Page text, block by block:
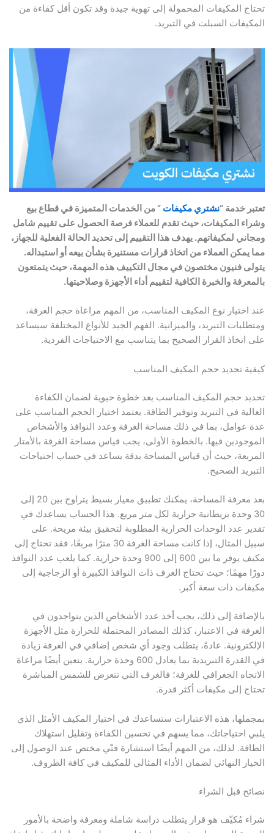
تحتاج المكيفات المحمولة إلى تهوية جيدة وقد تكون أقل كفاءة من
المكيفات السبلت في التبريد.
تعتبر خدمة “نشتري مكيفات ” من الخدمات المتميزة في قطاع بيع
وشراء المكيفات، حيث تقدم للعملاء فرصة الحصول على تقييم شامل
ومجاني لمكيفاتهم. يهدف هذا التقييم إلى تحديد الحالة الفعلية للجهاز،
مما يمكن العملاء من اتخاذ قرارات مستنيرة بشأن بيعه أو استبداله.
يتولى فنيون مختصون في مجال التكييف هذه المهمة، حيث يتمتعون
بالمعرفة والخبرة الكافية لتقييم أداء الأجهزة وصلاحيتها.
عند اختيار نوع المكيف المناسب، من المهم مراعاة حجم الغرفة،
ومتطلبات التبريد، والميزانية. الفهم الجيد للأنواع المختلفة سيساعد
على اتخاذ القرار الصحيح بما يتناسب مع الاحتياجات الفردية.
كيفية تحديد حجم المكيف المناسب
تحديد حجم المكيف المناسب يعد خطوة حيوية لضمان الكفاءة
العالية في التبريد وتوفير الطاقة. يعتمد اختيار الحجم المناسب على
عدة عوامل، بما في ذلك مساحة الغرفة وعدد النوافذ والأشخاص
الموجودين فيها. بالخطوة الأولى، يجب قياس مساحة الغرفة بالأمتار
المربعة، حيث أن قياس المساحة بدقة يساعد في حساب احتياجات
التبريد الصحيح.
بعد معرفة المساحة، يمكنك تطبيق معيار بسيط يتراوح بين 20 إلى
30 وحدة بريطانية حرارية لكل متر مربع. هذا الحساب يساعدك في
تقدير عدد الوحدات الحرارية المطلوبة لتحقيق بيئة مريحة. على
سبيل المثال، إذا كانت مساحة الغرفة 30 مترًا مربعًا، فقد تحتاج إلى
مكيف يوفر ما بين 600 إلى 900 وحدة حرارية. كما يلعب عدد النوافذ
دورًا مهمًا؛ حيث تحتاج الغرف ذات النوافذ الكبيرة أو الزجاجية إلى
مكيفات ذات سعة أكبر.
بالإضافة إلى ذلك، يجب أخذ عدد الأشخاص الذين يتواجدون في
الغرفة في الاعتبار، كذلك المصادر المحتملة للحرارة مثل الأجهزة
الإلكترونية. عادةً، يتطلب وجود أي شخص إضافي في الغرفة زيادة
في القدرة التبريدية بما يعادل 600 وحدة حرارية. يتعين أيضًا مراعاة
الاتجاه الجغرافي للغرفة؛ فالغرف التي تتعرض للشمس المباشرة
تحتاج إلى مكيفات أكثر قدرة.
بمجملها، هذه الاعتبارات ستساعدك في اختيار المكيف الأمثل الذي
يلبي احتياجاتك، مما يسهم في تحسين الكفاءة وتقليل استهلاك
الطاقة. لذلك، من المهم أيضًا استشارة فنّي مختص عند الوصول إلى
الخيار النهائي لضمان الأداء المثالي للمكيف في كافة الظروف.
نصائح قبل الشراء
شراء مُكيّف هو قرار يتطلب دراسة شاملة ومعرفة واضحة بالأمور